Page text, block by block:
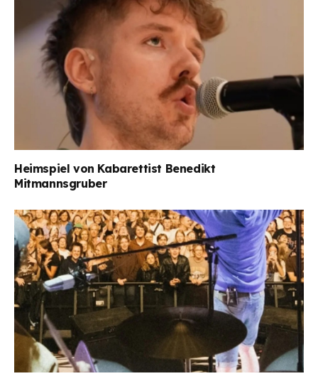
Heimspiel von Kabarettist Benedikt
Mitmannsgruber